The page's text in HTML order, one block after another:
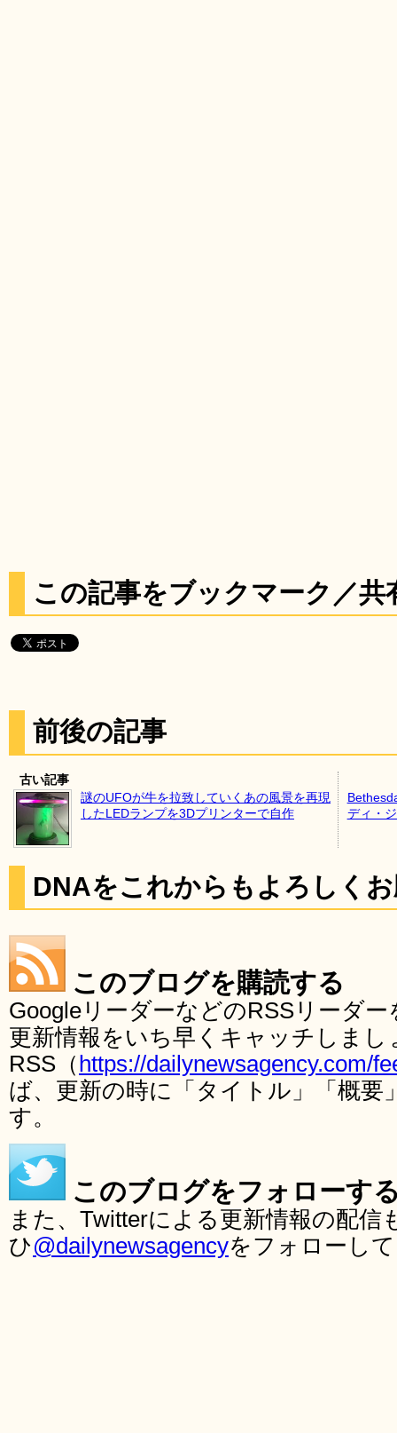
この記事をブックマーク／共
前後の記事
古い記事
謎のUFOが牛を拉致していくあの風景を再現
したLEDランプを3Dプリンターで自作
ディ・
DNAをこれからもよろしく
このブログを購読する
GoogleリーダーなどのRSSリーダ
更新情報をいち早くキャッチしま
RSS（ https://dailynewsagency.com/
ば、更新の時に「タイトル」「概要
す。
このブログをフォローす
また、Twitterによる更新情報の配
ひ@dailynewsagencyをフォローし